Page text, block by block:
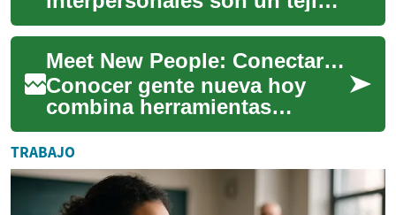
complejo de experiencias
compartidas, emociones y, en
ocasiones, desafío...
Meet New People: Conectar en línea, chat y eventos virtuales
Conocer gente nueva hoy
combina herramientas
digitales y habilidades
sociales tradicionales. Desde
plataformas de dat...
TRABAJO